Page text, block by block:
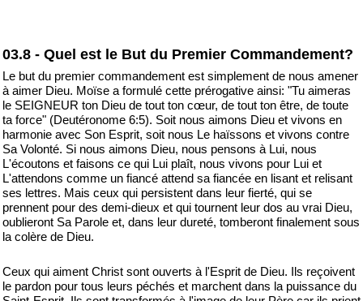
03.8 - Quel est le But du Premier Commandement?
Le but du premier commandement est simplement de nous amener
à aimer Dieu. Moïse a formulé cette prérogative ainsi: "Tu aimeras
le SEIGNEUR ton Dieu de tout ton cœur, de tout ton être, de toute
ta force" (Deutéronome 6:5). Soit nous aimons Dieu et vivons en
harmonie avec Son Esprit, soit nous Le haïssons et vivons contre
Sa Volonté. Si nous aimons Dieu, nous pensons à Lui, nous
L'écoutons et faisons ce qui Lui plaît, nous vivons pour Lui et
L'attendons comme un fiancé attend sa fiancée en lisant et relisant
ses lettres. Mais ceux qui persistent dans leur fierté, qui se
prennent pour des demi-dieux et qui tournent leur dos au vrai Dieu,
oublieront Sa Parole et, dans leur dureté, tomberont finalement sous
la colère de Dieu.
Ceux qui aiment Christ sont ouverts à l'Esprit de Dieu. Ils reçoivent
le pardon pour tous leurs péchés et marchent dans la puissance du